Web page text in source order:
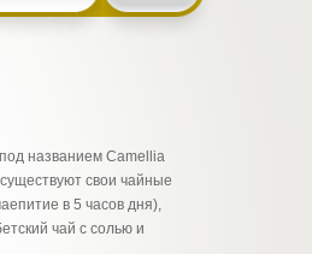
названием Camellia
свои чайные
в 5 часов дня),
чай с солью и